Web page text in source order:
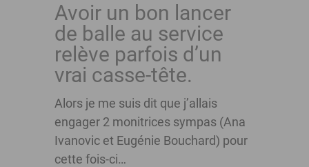
Avoir un bon lancer
de balle au service
relève parfois d’un
vrai casse-tête.
Alors je me suis dit que j’allais
engager 2 monitrices sympas (Ana
Ivanovic et Eugénie Bouchard) pour
cette fois-ci…